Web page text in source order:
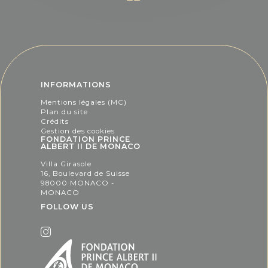
INFORMATIONS
Mentions légales (MC)
Plan du site
Crédits
Gestion des cookies
FONDATION PRINCE
ALBERT II DE MONACO
Villa Girasole
16, Boulevard de Suisse
98000 MONACO -
MONACO
FOLLOW US